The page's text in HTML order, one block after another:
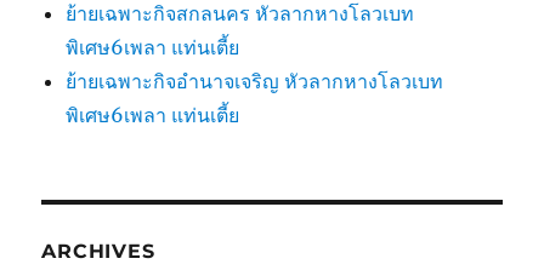
ย้ายเฉพาะกิจสกลนคร หัวลากหางโลวเบท
พิเศษ6เพลา แท่นเตี้ย
ย้ายเฉพาะกิจอำนาจเจริญ หัวลากหางโลวเบท
พิเศษ6เพลา แท่นเตี้ย
ARCHIVES